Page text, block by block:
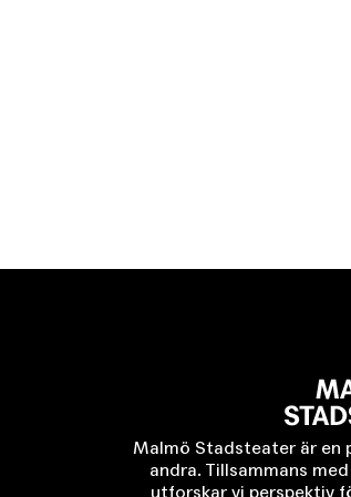
Malmö Stadsteater är en
andra. Tillsammans
utforskar vi perspektiv